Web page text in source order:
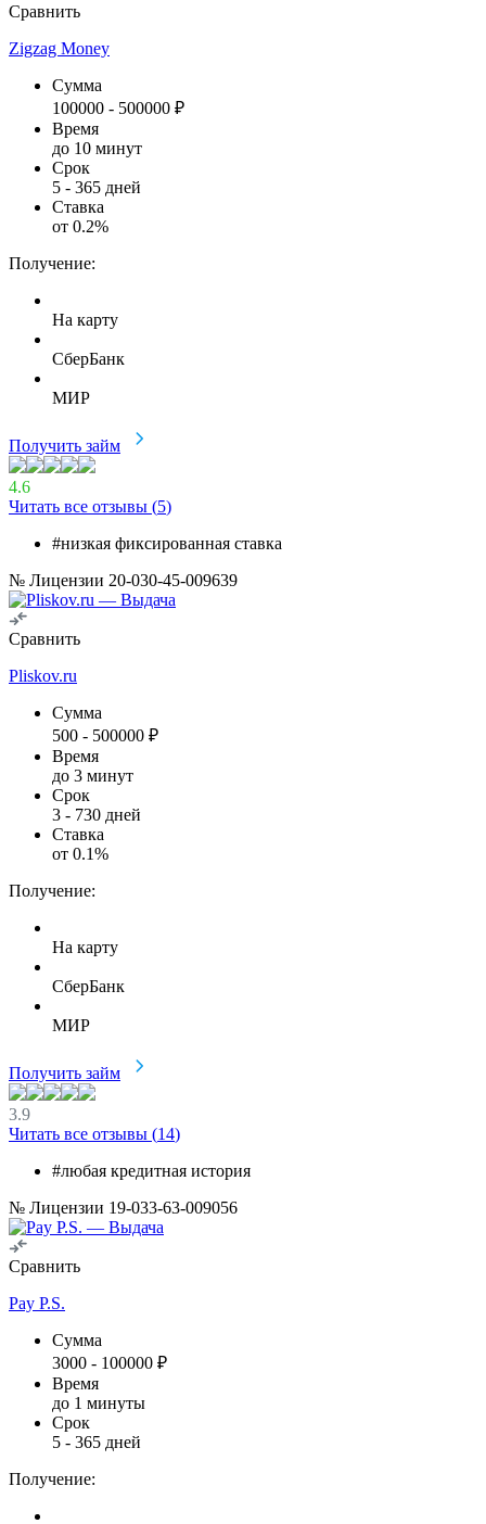
Сравнить
Zigzag Money
Сумма
100000 - 500000 ₽
Время
до 10 минут
Срок
5 - 365 дней
Ставка
от 0.2%
Получение:
На карту
СберБанк
МИР
Получить займ
4.6
Читать все отзывы (5)
#низкая фиксированная ставка
№ Лицензии 20-030-45-009639
Сравнить
Pliskov.ru
Сумма
500 - 500000 ₽
Время
до 3 минут
Срок
3 - 730 дней
Ставка
от 0.1%
Получение:
На карту
СберБанк
МИР
Получить займ
3.9
Читать все отзывы (14)
#любая кредитная история
№ Лицензии 19-033-63-009056
Сравнить
Pay P.S.
Сумма
3000 - 100000 ₽
Время
до 1 минуты
Срок
5 - 365 дней
Получение: